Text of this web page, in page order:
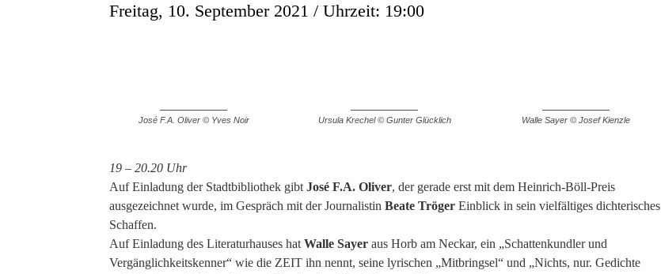
Freitag, 10. September 2021 / Uhrzeit: 19:00
José F.A. Oliver © Yves Noir Ursula Krechel © Gunter Glücklich Walle Sayer © Josef Kienzle
19 – 20.20 Uhr
Auf Einladung der Stadtbibliothek gibt José F.A. Oliver, der gerade erst mit dem Heinrich-Böll-Preis
ausgezeichnet wurde, im Gespräch mit der Journalistin Beate Tröger Einblick in sein vielfältiges dichterisches
Schaffen.
Auf Einladung des Literaturhauses hat Walle Sayer aus Horb am Neckar, ein „Schattenkundler und
Vergänglichkeitskenner“ wie die ZEIT ihn nennt, seine lyrischen „Mitbringsel“ und „Nichts, nur. Gedichte